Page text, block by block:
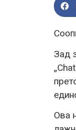
Зад
Ова